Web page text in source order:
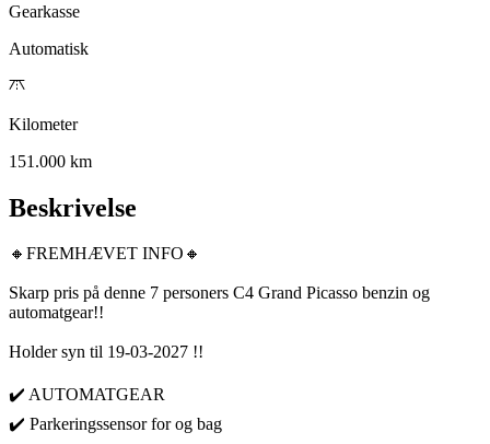
Gearkasse
Automatisk
Kilometer
151.000 km
Beskrivelse
🔸FREMHÆVET INFO🔸
Skarp pris på denne 7 personers C4 Grand Picasso benzin og
automatgear!!
Holder syn til 19-03-2027 !!
✔️ AUTOMATGEAR
✔️ Parkeringssensor for og bag